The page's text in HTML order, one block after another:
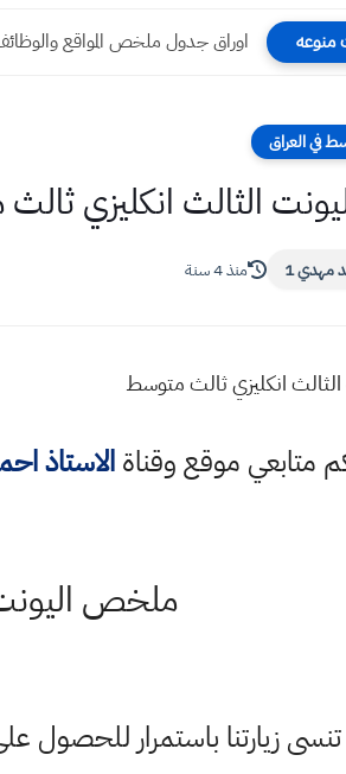
منوعه اوراق جدول ملخص المواقع
في العراق
الثالث انكليزي
مهدي 1 منذ 4 سنة
انكليزي ثالث متوسط
متابعي موقع وقناةالاستاذ
ملخص
تنسى زيارتنا باستمرار